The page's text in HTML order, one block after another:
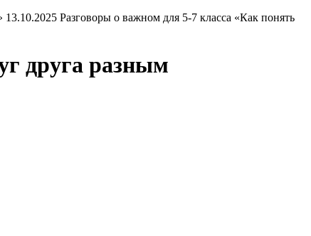
13.10.2025 Разговоры о важном для 5-7 класса «Как понять
друга разным